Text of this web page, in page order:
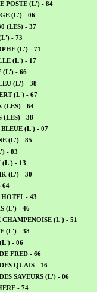
POSTE (L') - 84
(L') - 06
(LES) - 37
- 73
(L') - 71
(L') - 17
(L') - 66
(L') - 38
(L') - 67
(LES) - 64
(LES) - 38
BLEUE (L') - 07
(L') - 85
- 83
(L') - 13
(L') - 30
64
- 43
(L') - 46
CHAMPENOISE (L') - 51
(L') - 38
- 06
FRED - 66
QUAIS - 16
SAVEURS (L') - 06
- 74